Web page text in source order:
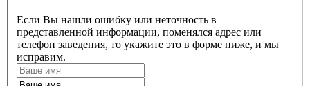
Если Вы нашли ошибку или неточность в
представленной информации, поменялся адрес или
телефон заведения, то укажите это в форме ниже, и мы
исправим.